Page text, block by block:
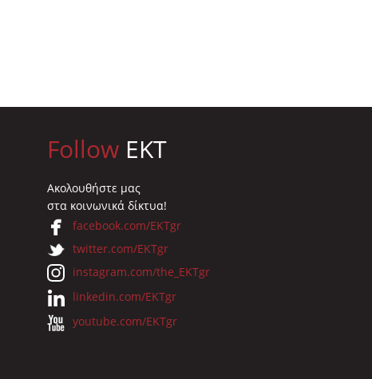
Follow EKT
Ακολουθήστε μας
στα κοινωνικά δίκτυα!
facebook.com/EKTgr
twitter.com/EKTgr
instagram.com/the_EKTgr
linkedin.com/EKTgr
youtube.com/EKTgr